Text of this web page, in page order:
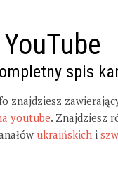
spis
znajdziesz
youtube. Znajdziesz
ukraińskich i